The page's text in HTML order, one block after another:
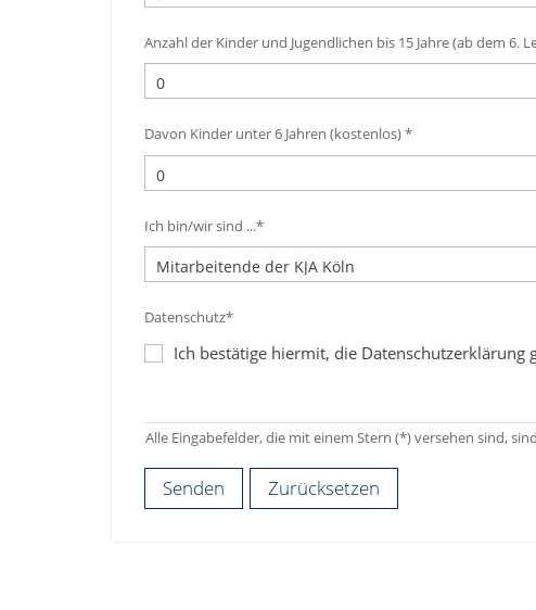
Anzahl der Kinder und Jugendlichen bis 15 Jahre (ab dem 6.
Davon Kinder unter 6 Jahren (kostenlos) *
Ich bin/wir sind ...*
Datenschutz*
Ich bestätige hiermit, die Datenschutzerklärung
Alle Eingabefelder, die mit einem Stern (*) versehen sind,